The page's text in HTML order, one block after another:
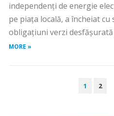
independenți de energie
pe piața locală, a încheiat cu
obligațiuni verzi
MORE »
1 2